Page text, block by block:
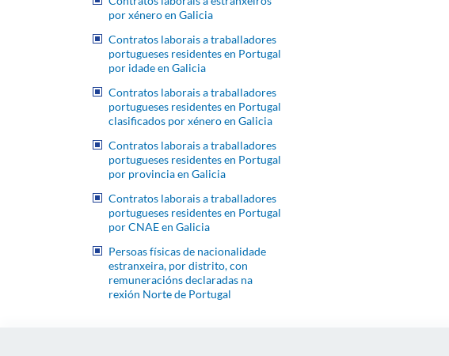
por xénero en Galicia
Contratos laborais a traballadores
portugueses residentes en Portugal
por idade en Galicia
Contratos laborais a traballadores
portugueses residentes en Portugal
clasificados por xénero en Galicia
Contratos laborais a traballadores
portugueses residentes en Portugal
por provincia en Galicia
Contratos laborais a traballadores
portugueses residentes en Portugal
por CNAE en Galicia
Persoas físicas de nacionalidade
estranxeira, por distrito, con
remuneracións declaradas na
rexión Norte de Portugal